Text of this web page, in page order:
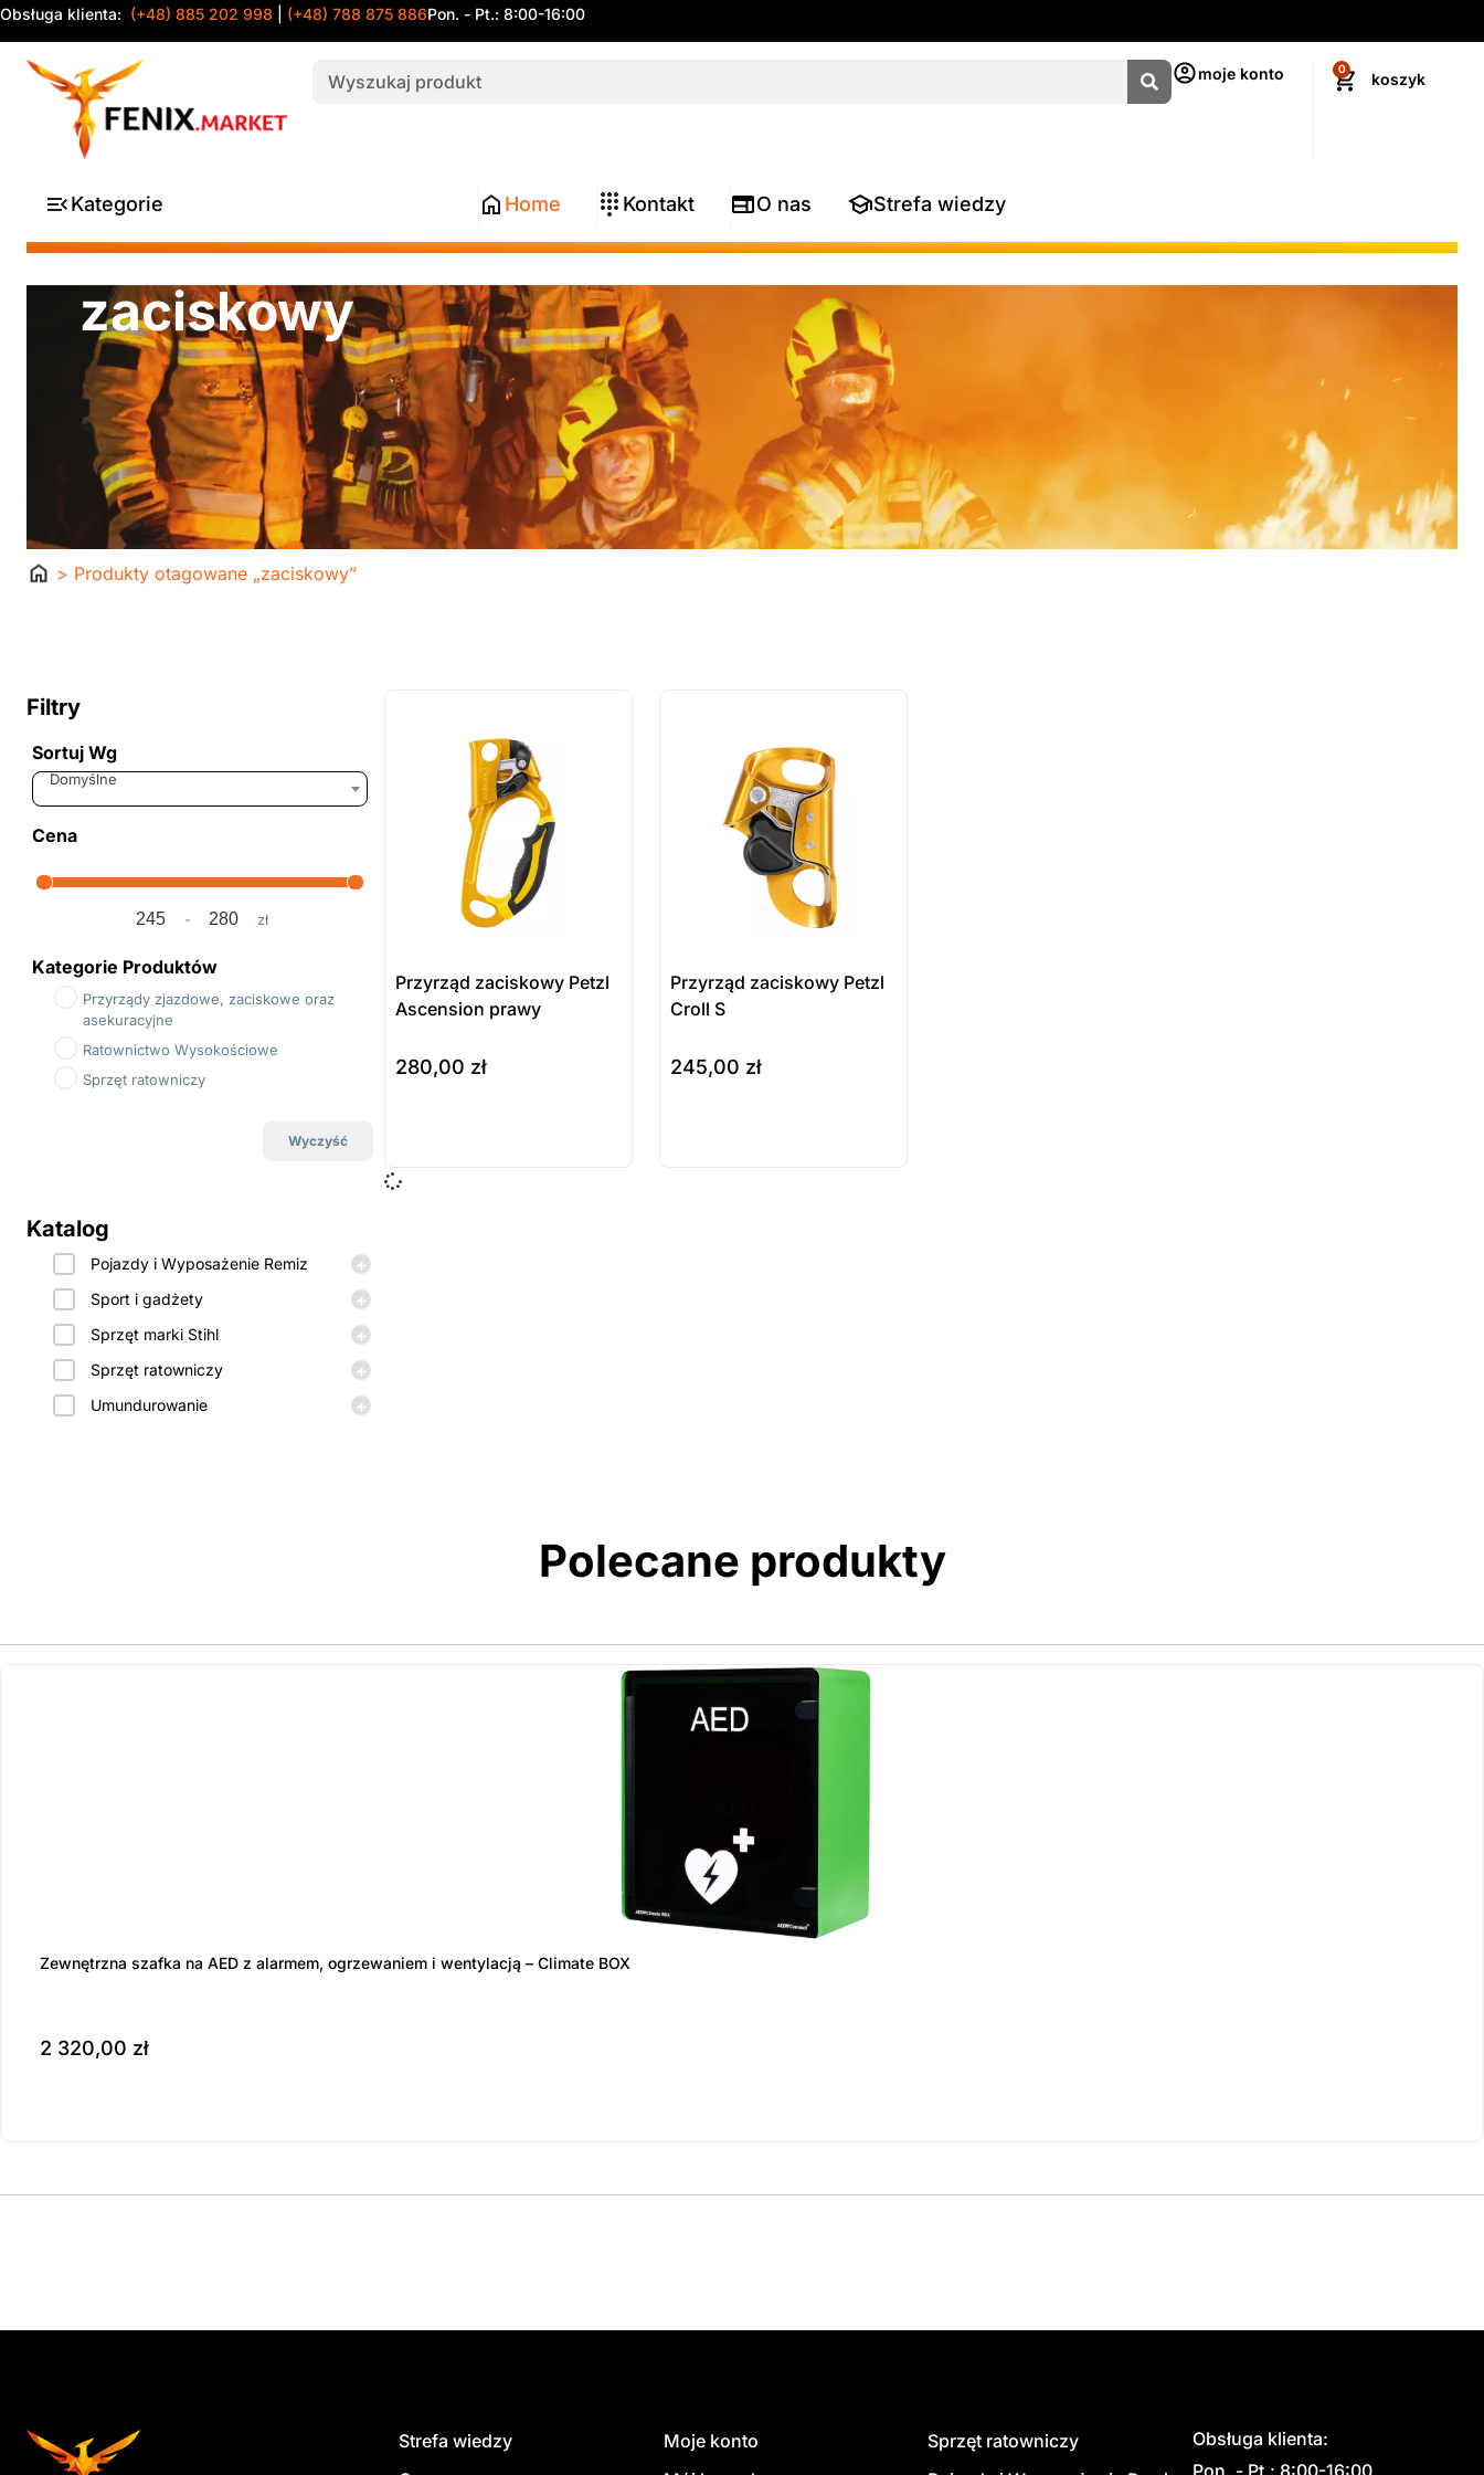
Obsługa klienta: (+48) 885 202 998 (+48) 788 875 886Pon. - Pt.: 8:00-16:00
moje konto 0
Kategorie Home Kontakt O nas Strefa wiedzy
zaciskowy
Strona> Produkty otagowane „zaciskowy”
Filtry
Sortuj Wg
Sort Products
Domyślne
Cena
Minimum Price
- Maximum Price
zł
Kategorie Produktów
Przyrządy zjazdowe, zaciskowe oraz
asekuracyjne
Ratownictwo Wysokościowe
Sprzęt ratowniczy
Wyczyść
Katalog
Pojazdy i Wyposażenie Remiz +
Sport i gadżety +
Sprzęt marki Stihl +
Sprzęt ratowniczy +
Umundurowanie +
Przyrząd zaciskowy Petzl
Ascension prawy
280,00 zł
dostępny na
Przyrząd zaciskowy Petzl
Croll S
245,00 zł
Polecane produkty
Zewnętrzna szafka na AED z alarmem, ogrzewaniem i wentylacją – Climate BOX
2 320,00 zł
Strefa wiedzy
Moje konto
Sprzęt ratowniczy
Obsługa klienta:
Pon. - Pt.: 8:00-16:00